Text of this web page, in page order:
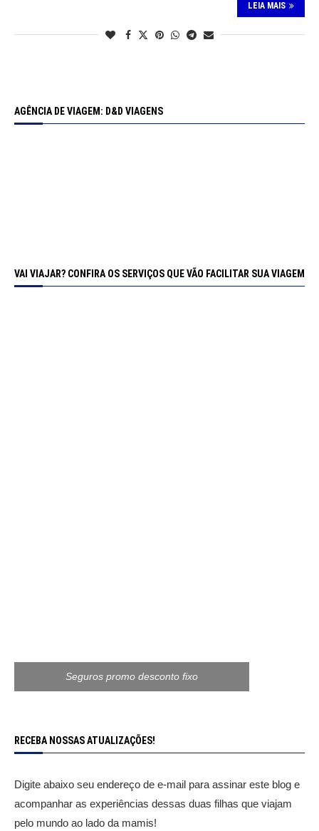
LEIA MAIS
AGÊNCIA DE VIAGEM: D&D VIAGENS
VAI VIAJAR? CONFIRA OS SERVIÇOS QUE VÃO FACILITAR SUA VIAGEM
Seguros promo desconto fixo
RECEBA NOSSAS ATUALIZAÇÕES!
Digite abaixo seu endereço de e-mail para assinar este blog e
acompanhar as experiências dessas duas filhas que viajam
pelo mundo ao lado da mamis!